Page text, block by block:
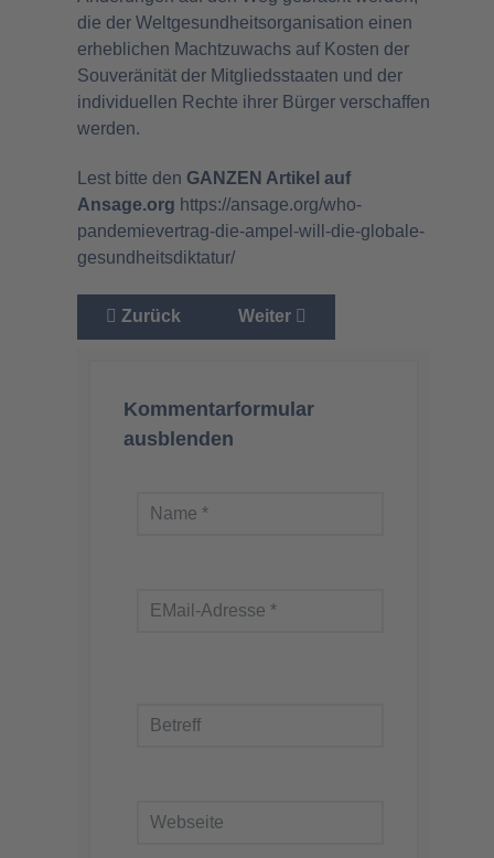
die der Weltgesundheitsorganisation einen
erheblichen Machtzuwachs auf Kosten der
Souveränität der Mitgliedsstaaten und der
individuellen Rechte ihrer Bürger verschaffen
werden.
Lest bitte den GANZEN Artikel auf
Ansage.org https://ansage.org/who-
pandemievertrag-die-ampel-will-die-globale-
gesundheitsdiktatur/
Vorheriger Beitrag: In einem Krieg gibt es bei
Zurück Nächster Beitrag:
Weiter
Kommentarformular
ausblenden